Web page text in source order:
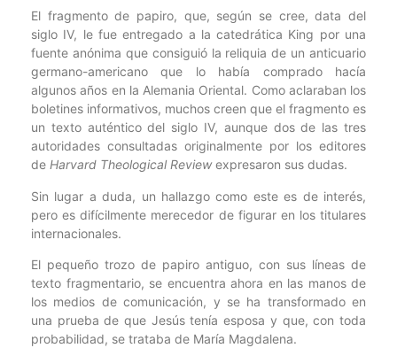
El fragmento de papiro, que, según se cree, data del
siglo IV, le fue entregado a la catedrática King por una
fuente anónima que consiguió la reliquia de un anticuario
germano-americano que lo había comprado hacía
algunos años en la Alemania Oriental. Como aclaraban los
boletines informativos, muchos creen que el fragmento es
un texto auténtico del siglo IV, aunque dos de las tres
autoridades consultadas originalmente por los editores
de Harvard Theological Reviewexpresaron sus dudas.
Sin lugar a duda, un hallazgo como este es de interés,
pero es difícilmente merecedor de figurar en los titulares
internacionales.
El pequeño trozo de papiro antiguo, con sus líneas de
texto fragmentario, se encuentra ahora en las manos de
los medios de comunicación, y se ha transformado en
una prueba de que Jesús tenía esposa y que, con toda
probabilidad, se trataba de María Magdalena.